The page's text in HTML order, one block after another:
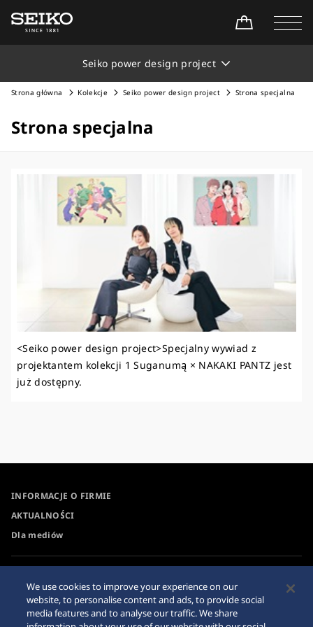
Seiko power design project
Strona główna Kolekcje Seiko power design project Strona specjalna
Strona specjalna
<Seiko power design project>Specjalny wywiad z
projektantem kolekcji 1 Suganumą × NAKAKI PANTZ jest
już dostępny.
INFORMACJE O FIRMIE
AKTUALNOŚCI
Dla mediów
Wymagania
Ostrzeżenie dotyczące
zapewnieniu przejrzystości
w działalności wynikającej
z ustawy o współczesnym
We use cookies to improve your experience on our
website, to personalise content and ads, to provide social
media features and to analyse our traffic. We share